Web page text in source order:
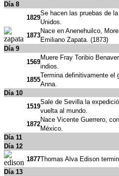
Día 8
1829
Se hacen las pruebas de
Unidos.
1873
Nace en Anenehuilco,
Emiliano Zapata. (1873)
Día 9
1569
Muere Fray Toribio
indios.
1855
Termina definitivamente el
Anna.
Día 10
1519
Sale de Sevilla la
vuelta al mundo.
1872
Nace Vicente Guerrero,
México.
Día 11
Día 12
1877Thomas Alva Edison
Día 13